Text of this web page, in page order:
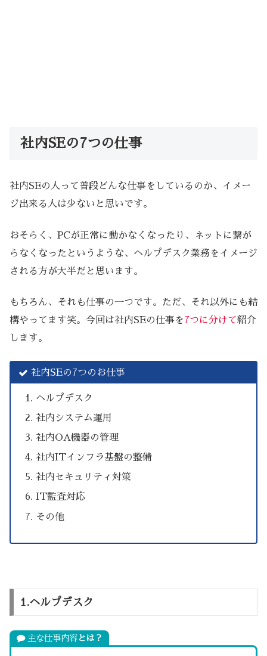
社内SEの7つの仕事
社内SEの人って普段どんな仕事をしているのか、イメー
ジ出来る人は少ないと思いです。
おそらく、PCが正常に動かなくなったり、ネットに繋が
らなくなったというような、ヘルプデスク業務をイメージ
される方が大半だと思います。
もちろん、それも仕事の一つです。ただ、それ以外にも結
構やってます笑。今回は社内SEの仕事を 7つに分けて紹介
します。
社内SEの7つのお仕事
ヘルプデスク
社内システム運用
社内OA機器の管理
社内ITインフラ基盤の整備
社内セキュリティ対策
IT監査対応
その他
1.ヘルプデスク
主な仕事内容とは？